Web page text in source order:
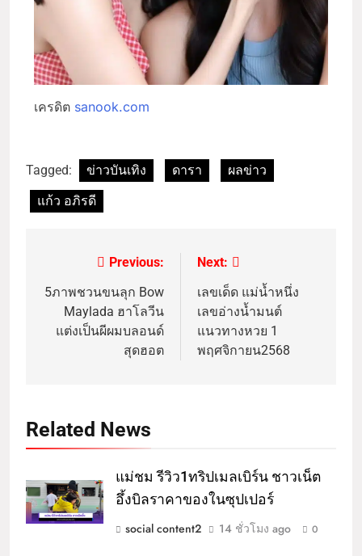
เครดิต sanook.com
Tagged: ข่าวบันเทิง ดารา
ผลข่าว
แก้ว อภิรดี
Previous:
5ภาพชวนขนลุก Bow
Maylada ฮาโลวีน
แต่งเป็นผีผมบลอนด์
สุดฮอต
Next:
เลขเด็ด แม่น้ำหนึ่ง
เลขอ่างน้ำมนต์
แนวทางหวย 1
พฤศจิกายน2568
Related News
แม่ชม รีวิว1ทริปเมลเบิร์น ชาวเน็ต
อึ้งบิลราคาของในซุปเปอร์
social content2
14 ชั่วโมง ago 0